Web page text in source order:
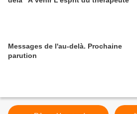
Messages de l'au-delà. Prochaine
parution